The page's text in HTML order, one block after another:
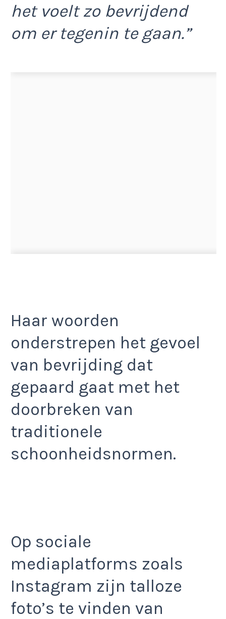
het voelt zo bevrijdend
om er tegenin te gaan.”
Haar woorden
onderstrepen het gevoel
van bevrijding dat
gepaard gaat met het
doorbreken van
traditionele
schoonheidsnormen.
Op sociale
mediaplatforms zoals
Instagram zijn talloze
foto’s te vinden van